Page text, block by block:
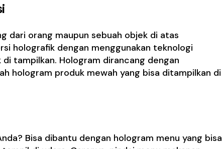
dari orang maupun sebuah objek di atas
holografik dengan menggunakan teknologi
tampilkan. Hologram dirancang dengan
hologram produk mewah yang bisa ditampilkan di
Bisa dibantu dengan hologram menu yang bisa